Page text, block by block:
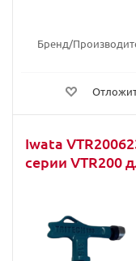
Бренд/
Iwata
серии VTR200